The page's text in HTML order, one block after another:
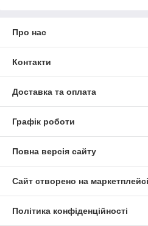
Про нас
Контакти
Доставка та оплата
Графік роботи
Повна версія сайту
Сайт створено на маркетплейсі
Політика конфіденційності